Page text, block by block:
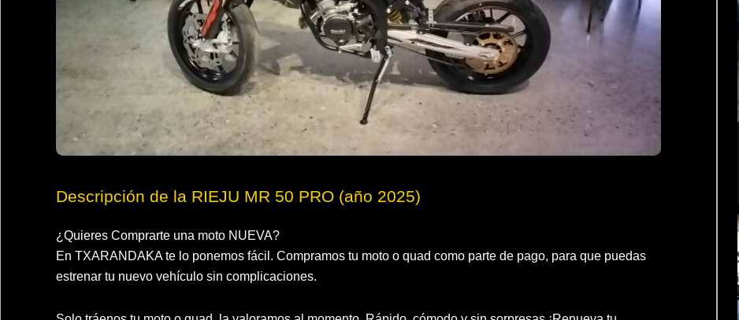
Descripción de la RIEJU MR 50 PRO (año 2025)
¿Quieres Comprarte una moto NUEVA?
En TXARANDAKA te lo ponemos fácil. Compramos tu moto o quad como parte de pago, para que puedas
estrenar tu nuevo vehículo sin complicaciones.